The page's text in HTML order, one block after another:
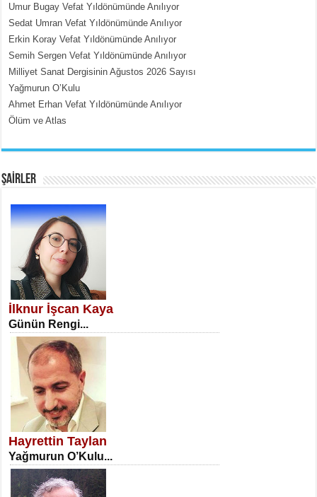
MEHMET ÇOBAN
İçerdeki Put Dışardaki Maskeler...
SATILMIŞ ÜMİT ÇETİNKAYA
Erkenlik...
NECLA DİLEK ARSLAN
Öğretmenler Günü Mahkemesi...
Umur Bugay Vefat Yıldönümünde Anılıyor
Sedat Umran Vefat Yıldönümünde Anılıyor
Erkin Koray Vefat Yıldönümünde Anılıyor
Semih Sergen Vefat Yıldönümünde Anılıyor
Milliyet Sanat Dergisinin Ağustos 2026 Sayısı
Yağmurun O’Kulu
Ahmet Erhan Vefat Yıldönümünde Anılıyor
Ölüm ve Atlas
ŞAİRLER
İlknur İşcan Kaya
Günün Rengi...
Hayrettin Taylan
Yağmurun O’Kulu...